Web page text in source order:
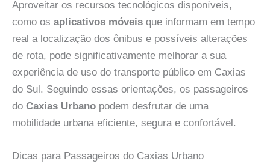
Aproveitar os recursos tecnológicos disponíveis,
como os aplicativos móveis que informam em tempo
real a localização dos ônibus e possíveis alterações
de rota, pode significativamente melhorar a sua
experiência de uso do transporte público em Caxias
do Sul. Seguindo essas orientações, os passageiros
do Caxias Urbano podem desfrutar de uma
mobilidade urbana eficiente, segura e confortável.
Dicas para Passageiros do Caxias Urbano